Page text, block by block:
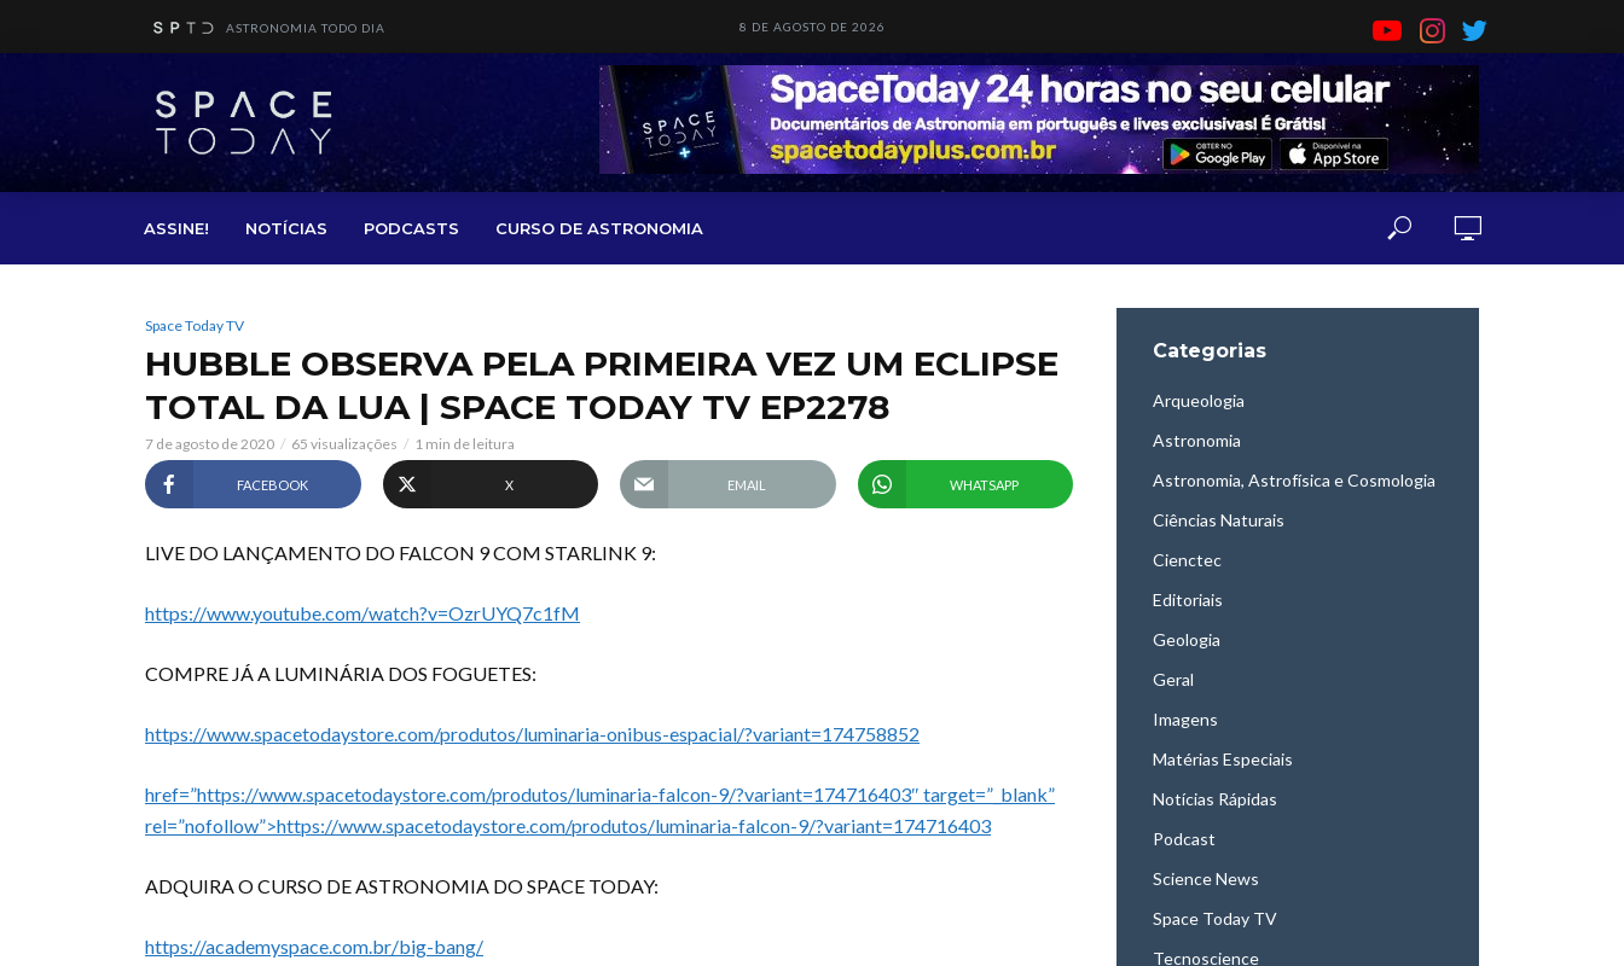
ASTRONOMIA TODO DIA 8 DE AGOSTO DE 2026
ASSINE! NOTÍCIAS PODCASTS CURSO DE ASTRONOMIA
Space Today TV
HUBBLE OBSERVA PELA PRIMEIRA VEZ UM ECLIPSE
TOTAL DA LUA | SPACE TODAY TV EP2278
7 de agosto de 2020 65 visualizações 1 min de leitura
FACEBOOK X EMAIL WHATSAPP
LIVE DO LANÇAMENTO DO FALCON 9 COM STARLINK 9:
https://www.youtube.com/watch?v=OzrUYQ7c1fM
COMPRE JÁ A LUMINÁRIA DOS FOGUETES:
https://www.spacetodaystore.com/produtos/luminaria-onibus-espacial/?variant=174758852
href=”https://www.spacetodaystore.com/produtos/luminaria-falcon-9/?variant=174716403″ target=”_blank”
rel=”nofollow”>https://www.spacetodaystore.com/produtos/luminaria-falcon-9/?variant=174716403
ADQUIRA O CURSO DE ASTRONOMIA DO SPACE TODAY:
https://academyspace.com.br/big-bang/
Categorias
Arqueologia
Astronomia
Astronomia, Astrofísica e Cosmologia
Ciências Naturais
Cienctec
Editoriais
Geologia
Geral
Imagens
Matérias Especiais
Notícias Rápidas
Podcast
Science News
Space Today TV
Tecnoscience